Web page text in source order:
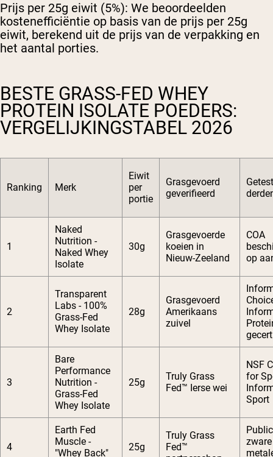
Prijs per 25g eiwit (5%): We beoordeelden
kostenefficiëntie op basis van de prijs per 25g
eiwit, berekend uit de prijs van de verpakking en
het aantal porties.
BESTE GRASS-FED WHEY
PROTEIN ISOLATE POEDERS:
VERGELIJKINGSTABEL 2026
Ranking Merk
Eiwit
per
portie
Grasgevoerd
geverifieerd
1
Naked
Nutrition -
Naked Whey
Isolate
30g
Grasgevoerde
koeien in
Nieuw-Zeeland
COA
op
2
Transparent
Labs - 100%
Grass-Fed
Whey Isolate
28g
Grasgevoerd
Amerikaans
zuivel
3
Bare
Performance
Nutrition -
Grass-Fed
Whey Isolate
25g
Truly Grass
Fed™ Ierse wei
NSF
for
Sport
4
Earth Fed
Muscle -
"Whey Back"
25g
Truly Grass
Fed™
zware